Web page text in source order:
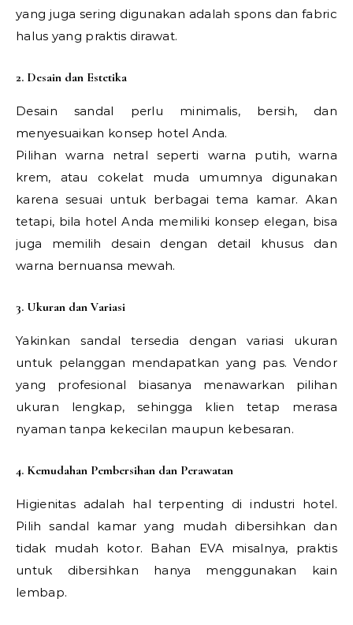
yang juga sering digunakan adalah spons dan fabric
halus yang praktis dirawat.
2. Desain dan Estetika
Desain sandal perlu minimalis, bersih, dan
menyesuaikan konsep hotel Anda.
Pilihan warna netral seperti warna putih, warna
krem, atau cokelat muda umumnya digunakan
karena sesuai untuk berbagai tema kamar. Akan
tetapi, bila hotel Anda memiliki konsep elegan, bisa
juga memilih desain dengan detail khusus dan
warna bernuansa mewah.
3. Ukuran dan Variasi
Yakinkan sandal tersedia dengan variasi ukuran
untuk pelanggan mendapatkan yang pas. Vendor
yang profesional biasanya menawarkan pilihan
ukuran lengkap, sehingga klien tetap merasa
nyaman tanpa kekecilan maupun kebesaran.
4. Kemudahan Pembersihan dan Perawatan
Higienitas adalah hal terpenting di industri hotel.
Pilih sandal kamar yang mudah dibersihkan dan
tidak mudah kotor. Bahan EVA misalnya, praktis
untuk dibersihkan hanya menggunakan kain
lembap.